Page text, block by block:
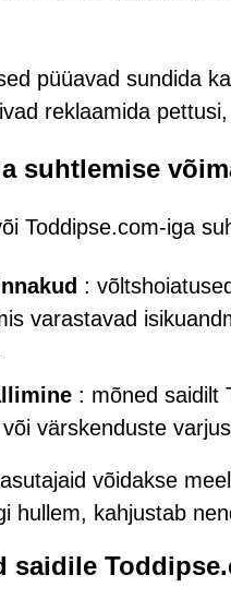
püüavad sundida
reklaamida
suhtlemise
Toddipse.com-iga
:
varastavad
: mõned saidilt
värskenduste
võidakse
hullem, kahjustab
saidile